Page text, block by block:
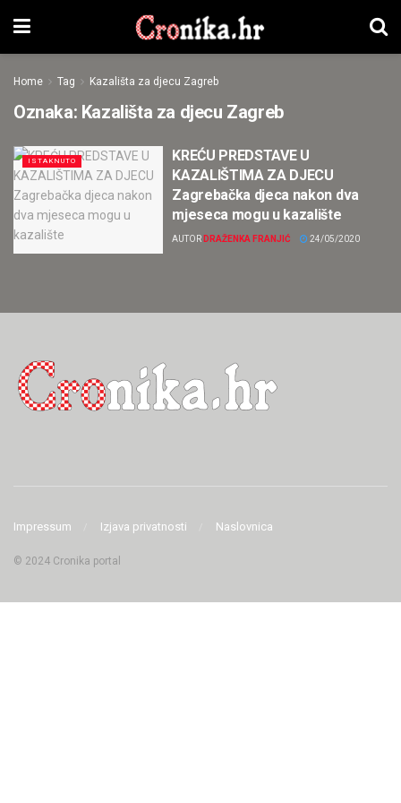
Home Tag Kazališta za djecu Zagreb
Oznaka: Kazališta za djecu Zagreb
ISTAKNUTO
KREĆU PREDSTAVE U
KAZALIŠTIMA ZA DJECU
Zagrebačka djeca nakon dva
mjeseca mogu u kazalište
AUTOR DRAŽENKA FRANJIĆ 24/05/2020
Impressum Izjava privatnosti Naslovnica
© 2024 Cronika portal